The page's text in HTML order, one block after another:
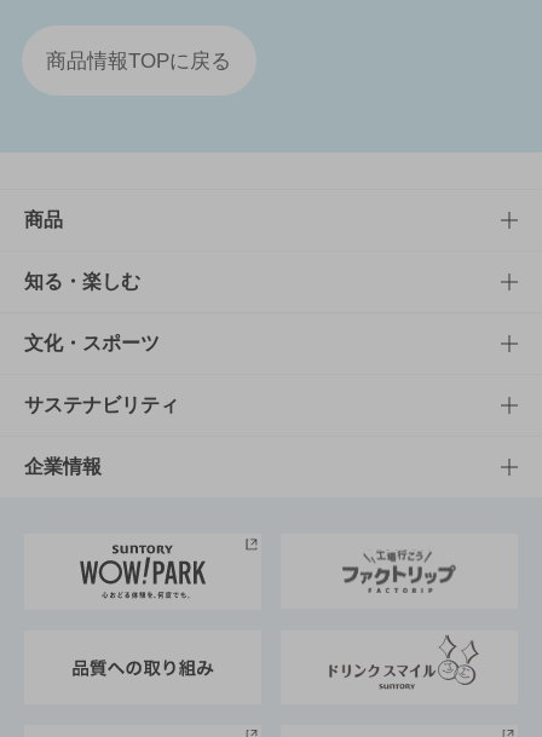
商品情報TOPに戻る
商品
商品TOP
商品一覧
商品発売情報
栄養成分一覧
知る・楽しむ
知る・楽しむTOP
キャンペーン
工場見学
地域情報
文化・スポーツ
文化・スポーツTOP
サントリーホール
サントリーサンバーズ大阪
サステナビリティ
サステナビリティTOP
サントリーが考えるサステナビリティ経営
企業情報
企業概要